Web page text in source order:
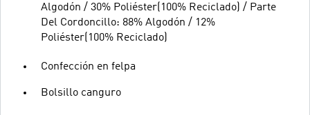
Algodón / 30% Poliéster(100% Reciclado) / Parte
Del Cordoncillo: 88% Algodón / 12%
Poliéster(100% Reciclado)
Confección en felpa
Bolsillo canguro